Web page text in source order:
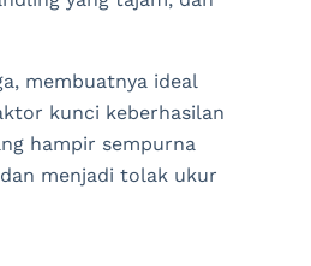
membuatnya ideal
kunci keberhasilan
hampir sempurna
menjadi tolak ukur